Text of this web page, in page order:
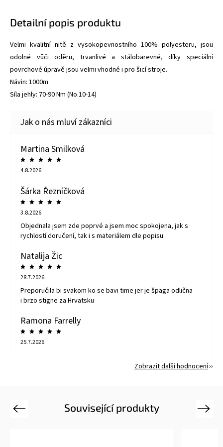
Detailní popis produktu
Velmi kvalitní nitě z vysokopevnostního 100% polyesteru, jsou
odolné vůči oděru, trvanlivé a stálobarevné, díky speciální
povrchové úpravě jsou velmi vhodné i pro šicí stroje.
Návin: 1000m
Síla jehly: 70-90 Nm (No.10-14)
Martina Smilková
4.8.2026
Šárka Řezníčková
3.8.2026
Objednala jsem zde poprvé a jsem moc spokojena, jak s
rychlostí doručení, tak i s materiálem dle popisu.
Natalija Žic
28.7.2026
Preporučila bi svakom ko se bavi time jer je špaga odlična
i brzo stigne za Hrvatsku
Ramona Farrelly
25.7.2026
Zobrazit další hodnocení
Související produkty
Previous Next